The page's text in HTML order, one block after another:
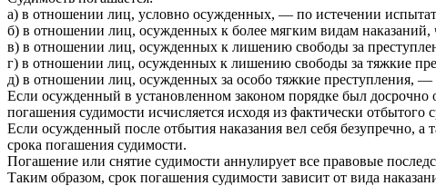
а) в отношении лиц, условно осужденных, — по истечении
б) в отношении лиц, осужденных к более мягким видам
в) в отношении лиц, осужденных к лишению свободы за
г) в отношении лиц, осужденных к лишению свободы за тяжкие
д) в отношении лиц, осужденных за особо тяжкие преступления, —
Если осужденный в установленном законом порядке был досрочно
погашения судимости исчисляется исходя из фактически
Если осужденный после отбытия наказания вел себя безупречно, а
срока погашения судимости.
Погашение или снятие судимости аннулирует все правовые
Таким образом, срок погашения судимости зависит от вида